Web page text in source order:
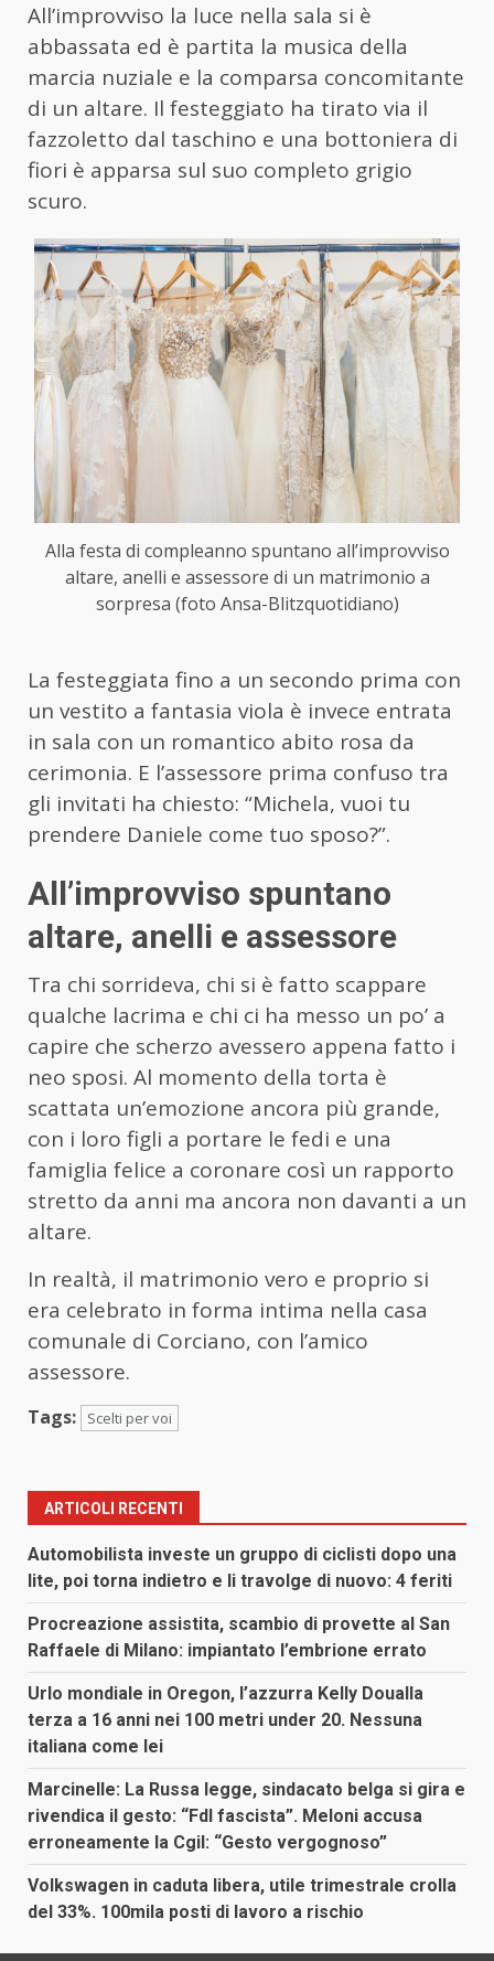
All’improvviso la luce nella sala si è
abbassata ed è partita la musica della
marcia nuziale e la comparsa concomitante
di un altare. Il festeggiato ha tirato via il
fazzoletto dal taschino e una bottoniera di
fiori è apparsa sul suo completo grigio
scuro.
Alla festa di compleanno spuntano all’improvviso
altare, anelli e assessore di un matrimonio a
sorpresa (foto Ansa-Blitzquotidiano)
La festeggiata fino a un secondo prima con
un vestito a fantasia viola è invece entrata
in sala con un romantico abito rosa da
cerimonia. E l’assessore prima confuso tra
gli invitati ha chiesto: “Michela, vuoi tu
prendere Daniele come tuo sposo?”.
All’improvviso spuntano
altare, anelli e assessore
Tra chi sorrideva, chi si è fatto scappare
qualche lacrima e chi ci ha messo un po’ a
capire che scherzo avessero appena fatto i
neo sposi. Al momento della torta è
scattata un’emozione ancora più grande,
con i loro figli a portare le fedi e una
famiglia felice a coronare così un rapporto
stretto da anni ma ancora non davanti a un
altare.
In realtà, il matrimonio vero e proprio si
era celebrato in forma intima nella casa
comunale di Corciano, con l’amico
assessore.
Tags: Scelti per voi
ARTICOLI RECENTI
Automobilista investe un gruppo di ciclisti dopo una
lite, poi torna indietro e li travolge di nuovo: 4 feriti
Procreazione assistita, scambio di provette al San
Raffaele di Milano: impiantato l’embrione errato
Urlo mondiale in Oregon, l’azzurra Kelly Doualla
terza a 16 anni nei 100 metri under 20. Nessuna
italiana come lei
Marcinelle: La Russa legge, sindacato belga si gira e
rivendica il gesto: “FdI fascista”. Meloni accusa
erroneamente la Cgil: “Gesto vergognoso”
Volkswagen in caduta libera, utile trimestrale crolla
del 33%. 100mila posti di lavoro a rischio